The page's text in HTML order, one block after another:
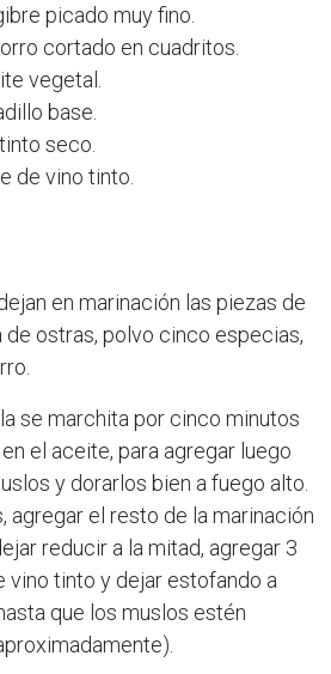
picado muy fino.
cortado en cuadritos.
vegetal.
base.
seco.
de vino tinto.
en marinación las piezas de
de ostras, polvo cinco especias,
se marchita por cinco minutos
el aceite, para agregar luego
y dorarlos bien a fuego alto.
agregar el resto de la marinación
reducir a la mitad, agregar 3
vino tinto y dejar estofando a
que los muslos estén